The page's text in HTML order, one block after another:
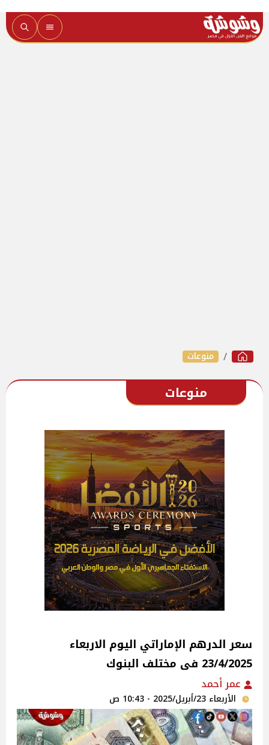
منوعات
منوعات
سعر الدرهم الإماراتي اليوم الاربعاء
23/4/2025 فى مختلف البنوك
عمر أحمد
الأربعاء 23/أبريل/2025 - 10:43 ص